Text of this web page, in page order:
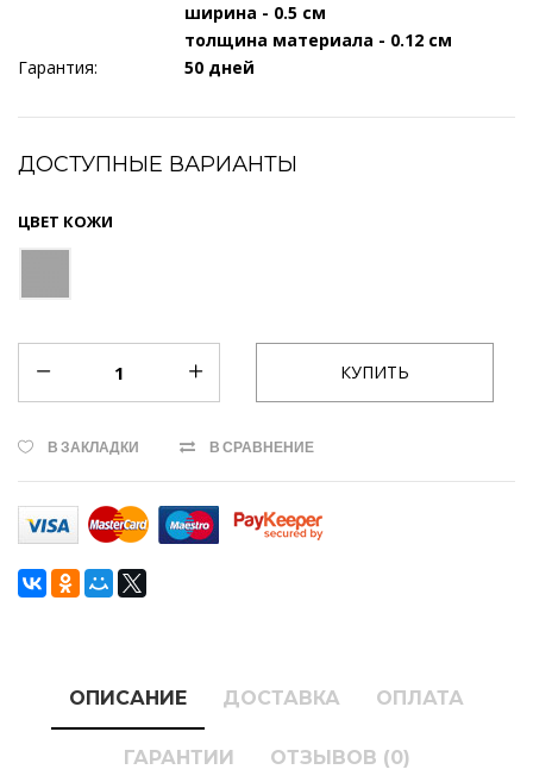
ширина - 0.5 см
толщина материала - 0.12 см
Гарантия:
50 дней
ДОСТУПНЫЕ ВАРИАНТЫ
ЦВЕТ КОЖИ
В ЗАКЛАДКИ В СРАВНЕНИЕ
ОПИСАНИЕ ДОСТАВКА ОПЛАТА
ГАРАНТИИ ОТЗЫВОВ (0)